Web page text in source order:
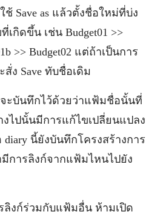
ช้ Save as แล้วตั้งชื่อใหม่ที่บ่ง
กิดขึ้น เช่น Budget01 >>
>> Budget02 แต่ถ้าเป็นการ
ง Save ทับชื่อเดิม
ะบันทึกไว้ด้วยว่าแฟ้มชื่อนั้นที่
งไปนั้นมีการแก้ไขเปลี่ยนแปลง
diary นี้ยังบันทึกโครงสร้างการ
การลิงก์จากแฟ้มไหนไปยัง
ลิงก์ร่วมกับแฟ้มอื่น ห้ามเปิด